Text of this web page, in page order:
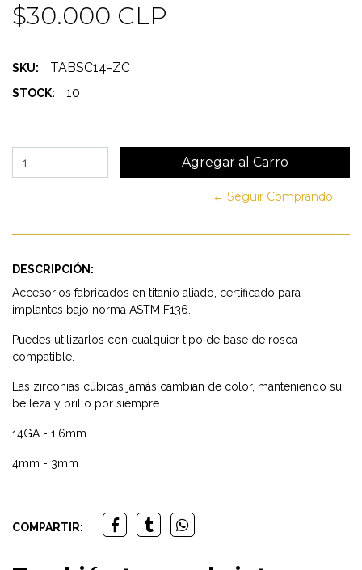
$30.000 CLP
SKU: TABSC14-ZC
STOCK: 10
← Seguir Comprando
DESCRIPCIÓN:
Accesorios fabricados en titanio aliado, certificado para
implantes bajo norma ASTM F136.
Puedes utilizarlos con cualquier tipo de base de rosca
compatible.
Las zirconias cúbicas jamás cambian de color, manteniendo su
belleza y brillo por siempre.
14GA - 1.6mm
4mm - 3mm.
COMPARTIR: